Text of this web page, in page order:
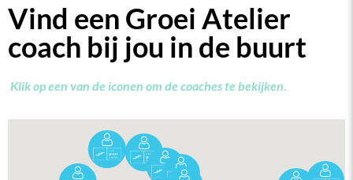
Vind een Groei Atelier
coach bij jou in de buurt
Klik op een van de iconen om de coaches te bekijken.